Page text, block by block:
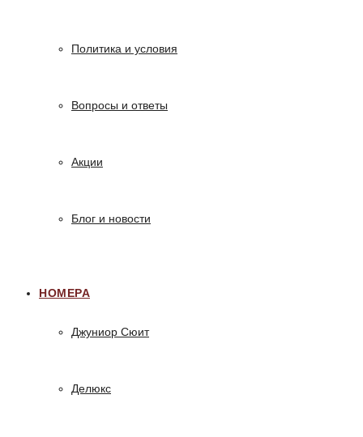
Политика и условия
Вопросы и ответы
Акции
Блог и новости
НОМЕРА
Джуниор Сюит
Делюкс